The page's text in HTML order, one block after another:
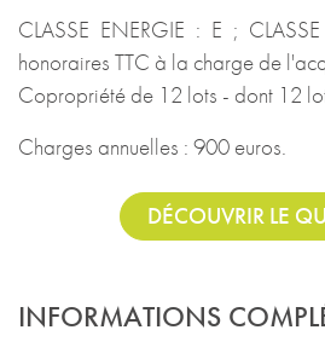
CLASSE ENERGIE : E ;
honoraires TTC à la charge de
Copropriété de 12 lots - dont 12
Charges annuelles : 900 euros.
DÉCOUVRIR LE
INFORMATIONS